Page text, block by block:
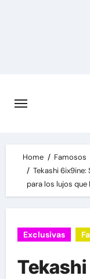
Home
Famosos
Tekashi
para los lujos que
Exclusivas
Tekashi